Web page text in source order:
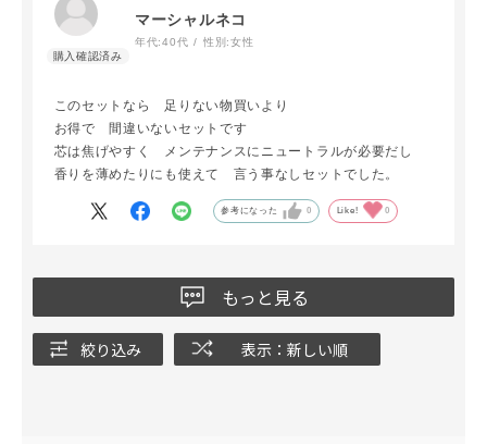
マーシャルネコ
年代:40代 性別:女性
このセットなら 足りない物買いより
お得で 間違いないセットです
芯は焦げやすく メンテナンスにニュートラルが必要だし
香りを薄めたりにも使えて 言う事なしセットでした。
参考になった 0 Like! 0
もっと見る
絞り込み 表示：新しい順